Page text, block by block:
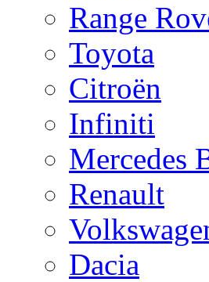
Range
Toyota
Citroën
Infiniti
Mercedes
Renault
Dacia